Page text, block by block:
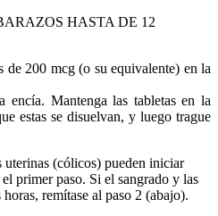
HASTA DE 12
de 200 mcg (o su equivalente) en la
Mantenga las tabletas en la
estas se disuelvan, y luego trague
uterinas (cólicos) pueden iniciar
primer paso. Si el sangrado y las
remítase al paso 2 (abajo).